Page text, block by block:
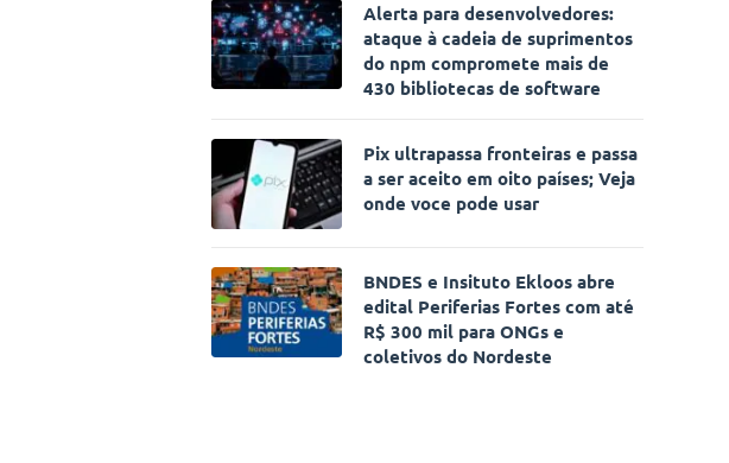
Alerta para desenvolvedores:
ataque à cadeia de suprimentos
do npm compromete mais de
430 bibliotecas de software
Pix ultrapassa fronteiras e passa
a ser aceito em oito países; Veja
onde voce pode usar
BNDES e Insituto Ekloos abre
edital Periferias Fortes com até
R$ 300 mil para ONGs e
coletivos do Nordeste